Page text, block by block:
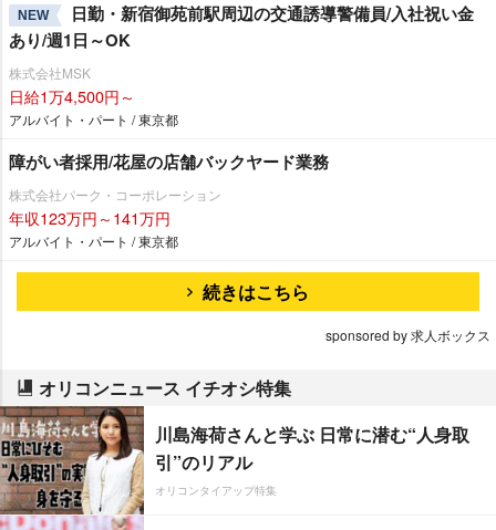
NEW
日勤・新宿御苑前駅周辺の交通誘導警備員/入社祝い金
あり/週1日～OK
株式会社MSK
日給1万4,500円～
アルバイト・パート / 東京都
障がい者採用/花屋の店舗バックヤード業務
株式会社パーク・コーポレーション
年収123万円～141万円
アルバイト・パート / 東京都
続きはこちら
sponsored by 求人ボックス
オリコンニュース イチオシ特集
川島海荷さんと学ぶ 日常に潜む“人身取
引”のリアル
オリコンタイアップ特集